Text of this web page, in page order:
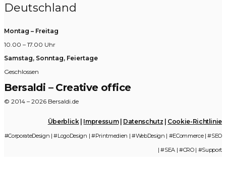
Deutschland
Montag – Freitag
10.00 – 17.00 Uhr
Samstag, Sonntag, Feiertage
Geschlossen
Bersaldi – Creative office
© 2014 – 2026 Bersaldi.de
Überblick Impressum| Datenschutz Cookie-Richtlinie
#CorporateDesign | #LogoDesign | #Printmedien | #WebDesign | #ECommerce | #SEO
| #SEA | #CRO | #Support